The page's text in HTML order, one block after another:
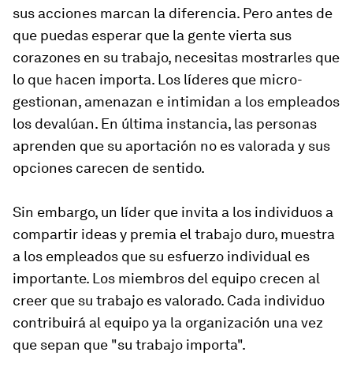
sus acciones marcan la diferencia. Pero antes de
que puedas esperar que la gente vierta sus
corazones en su trabajo, necesitas mostrarles que
lo que hacen importa. Los líderes que micro-
gestionan, amenazan e intimidan a los empleados
los devalúan. En última instancia, las personas
aprenden que su aportación no es valorada y sus
opciones carecen de sentido.
Sin embargo, un líder que invita a los individuos a
compartir ideas y premia el trabajo duro, muestra
a los empleados que su esfuerzo individual es
importante. Los miembros del equipo crecen al
creer que su trabajo es valorado. Cada individuo
contribuirá al equipo ya la organización una vez
que sepan que "su trabajo importa".